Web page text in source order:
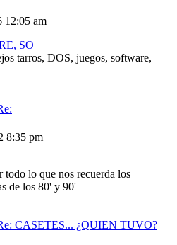
12:05 am
SO
tarros, DOS, juegos, software,
8:35 pm
todo lo que nos recuerda los
de los 80' y 90'
CASETES... ¿QUIEN TUVO?